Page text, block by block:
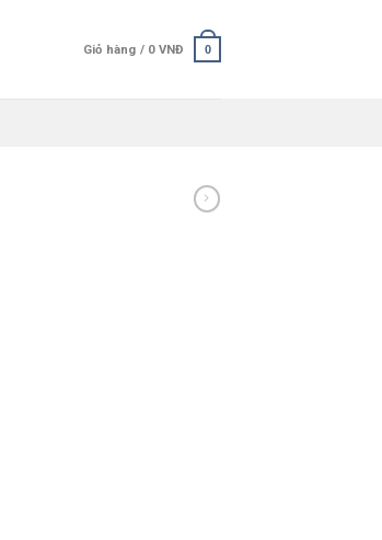
Giỏ hàng / 0 VNĐ 0